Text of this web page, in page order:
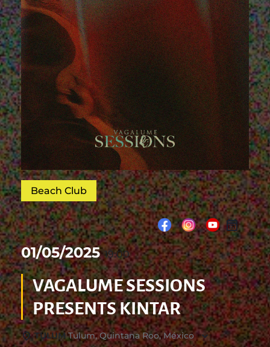
Beach Club
01/05/202519:00
VAGALUME SESSIONS
PRESENTS KINTAR
TULUM Tulum, Quintana Roo, México